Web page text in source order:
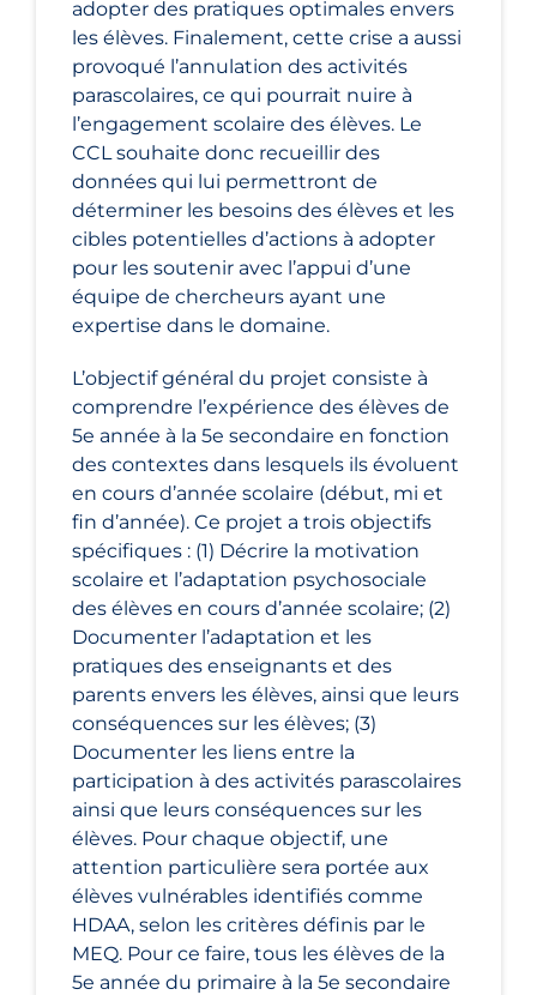
adopter des pratiques optimales envers
les élèves. Finalement, cette crise a aussi
provoqué l’annulation des activités
parascolaires, ce qui pourrait nuire à
l’engagement scolaire des élèves. Le
CCL souhaite donc recueillir des
données qui lui permettront de
déterminer les besoins des élèves et les
cibles potentielles d’actions à adopter
pour les soutenir avec l’appui d’une
équipe de chercheurs ayant une
expertise dans le domaine.
L’objectif général du projet consiste à
comprendre l’expérience des élèves de
5e année à la 5e secondaire en fonction
des contextes dans lesquels ils évoluent
en cours d’année scolaire (début, mi et
fin d’année). Ce projet a trois objectifs
spécifiques : (1) Décrire la motivation
scolaire et l’adaptation psychosociale
des élèves en cours d’année scolaire; (2)
Documenter l’adaptation et les
pratiques des enseignants et des
parents envers les élèves, ainsi que leurs
conséquences sur les élèves; (3)
Documenter les liens entre la
participation à des activités parascolaires
ainsi que leurs conséquences sur les
élèves. Pour chaque objectif, une
attention particulière sera portée aux
élèves vulnérables identifiés comme
HDAA, selon les critères définis par le
MEQ. Pour ce faire, tous les élèves de la
5e année du primaire à la 5e secondaire